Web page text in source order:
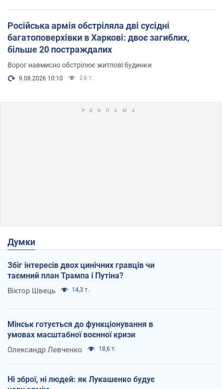
Російська армія обстріляла дві сусідні
багатоповерхівки в Харкові: двоє загиблих,
більше 20 постраждалих
Ворог навмисно обстрілює житлові будинки
9.08.2026 10:10 2,6 т.
Думки
Збіг інтересів двох цинічних гравців чи
таємний план Трампа і Путіна?
Віктор Швець 14,3 т.
Мінськ готується до функціонування в
умовах масштабної воєнної кризи
Олександр Левченко 18,6 т.
Ні зброї, ні людей: як Лукашенко будує